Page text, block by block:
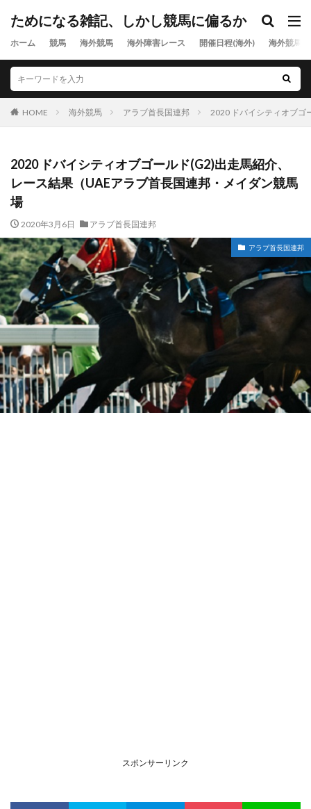
ためになる雑記、しかし競馬に偏るか
ホーム 競馬 海外競馬 海外障害レース 開催日程(海外) 海外競馬
HOME 海外競馬 アラブ首長国連邦 2020 ドバイシティオブゴ
2020 ドバイシティオブゴールド(G2)出走馬紹介、
レース結果（UAEアラブ首長国連邦・メイダン競馬
場
2020年3月6日 アラブ首長国連邦
アラブ首長国連邦
スポンサーリンク